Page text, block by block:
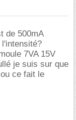
de 500mA
7VA 15V
je suis sur que
ce fait le